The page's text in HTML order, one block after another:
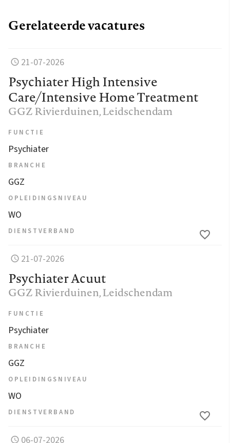
Gerelateerde vacatures
21-07-2026
Psychiater High Intensive
Care/Intensive Home Treatment
GGZ Rivierduinen, Leidschendam
FUNCTIE
Psychiater
BRANCHE
GGZ
OPLEIDINGSNIVEAU
WO
DIENSTVERBAND
21-07-2026
Psychiater Acuut
GGZ Rivierduinen, Leidschendam
FUNCTIE
Psychiater
BRANCHE
GGZ
OPLEIDINGSNIVEAU
WO
DIENSTVERBAND
06-07-2026